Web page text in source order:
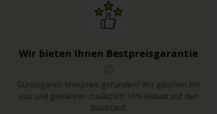
Wir bieten Ihnen Bestpreisgarantie
Günstigeren Mietpreis gefunden? Wir gleichen ihn
aus und gewähren zusätzlich 10 % Rabatt auf den
Basistarif.